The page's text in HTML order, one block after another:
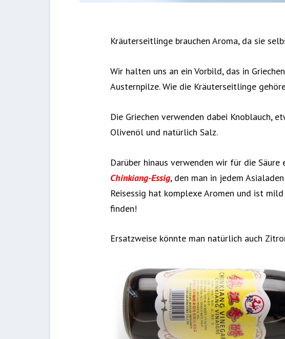
Kräuterseitlinge brauchen Aroma, da sie
Wir halten uns an ein Vorbild, das in
Austernpilze. Wie die Kräuterseitlinge
Die Griechen verwenden dabei Knoblauch,
Olivenöl und natürlich Salz.
Darüber hinaus verwenden wir für die
Chinkiang-Essig, den man in jedem
Reisessig hat komplexe Aromen und ist
finden!
Ersatzweise könnte man natürlich auch